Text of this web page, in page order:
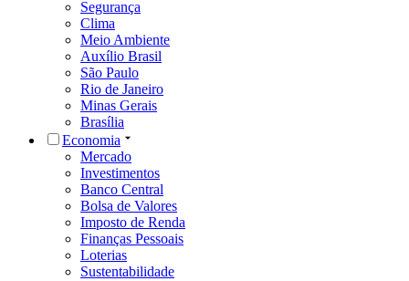
Segurança
Clima
Meio Ambiente
Auxílio Brasil
São Paulo
Rio de Janeiro
Minas Gerais
Brasília
Economia
Mercado
Investimentos
Banco Central
Bolsa de Valores
Imposto de Renda
Finanças Pessoais
Loterias
Sustentabilidade